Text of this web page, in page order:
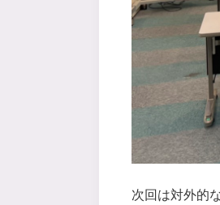
次回は対外的